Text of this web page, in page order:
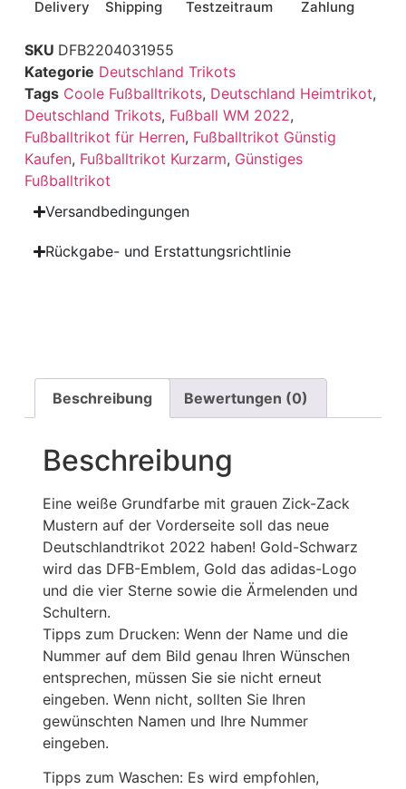
Delivery Shipping Testzeitraum Zahlung
SKU DFB2204031955
Kategorie Deutschland Trikots
Tags Coole Fußballtrikots, Deutschland Heimtrikot,
Deutschland Trikots, Fußball WM 2022,
Fußballtrikot für Herren, Fußballtrikot Günstig
Kaufen, Fußballtrikot Kurzarm, Günstiges
Fußballtrikot
Versandbedingungen
Rückgabe- und Erstattungsrichtlinie
Beschreibung Bewertungen (0)
Beschreibung
Eine weiße Grundfarbe mit grauen Zick-Zack
Mustern auf der Vorderseite soll das neue
Deutschlandtrikot 2022 haben! Gold-Schwarz
wird das DFB-Emblem, Gold das adidas-Logo
und die vier Sterne sowie die Ärmelenden und
Schultern.
Tipps zum Drucken: Wenn der Name und die
Nummer auf dem Bild genau Ihren Wünschen
entsprechen, müssen Sie sie nicht erneut
eingeben. Wenn nicht, sollten Sie Ihren
gewünschten Namen und Ihre Nummer
eingeben.
Tipps zum Waschen: Es wird empfohlen,